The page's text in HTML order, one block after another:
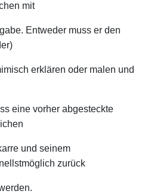
mit
muss er den
oder malen und
vorher abgesteckte
seinem
zurück